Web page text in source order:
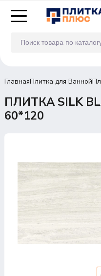
ГлавнаяПлитка для Ванной
ПЛИТКА SILK
60*120